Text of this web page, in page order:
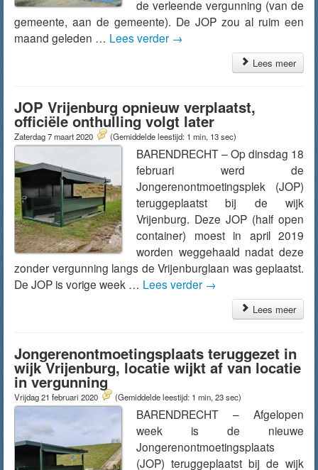
de verleende vergunning (van de
gemeente, aan de gemeente). De JOP zou al ruim een
maand geleden … Lees verder →
Lees meer
JOP Vrijenburg opnieuw verplaatst,
officiële onthulling volgt later
Zaterdag 7 maart 2020 (Gemiddelde leestijd: 1 min, 13 sec)
BARENDRECHT – Op dinsdag 18
februari werd de
Jongerenontmoetingsplek (JOP)
teruggeplaatst bij de wijk
Vrijenburg. Deze JOP (half open
container) moest in april 2019
worden weggehaald nadat deze
zonder vergunning langs de Vrijenburglaan was geplaatst.
De JOP is vorige week … Lees verder →
Lees meer
Jongerenontmoetingsplaats teruggezet in
wijk Vrijenburg, locatie wijkt af van locatie
in vergunning
Vrijdag 21 februari 2020 (Gemiddelde leestijd: 1 min, 23 sec)
BARENDRECHT – Afgelopen
week is de nieuwe
Jongerenontmoetingsplaats
(JOP) teruggeplaatst bij de wijk